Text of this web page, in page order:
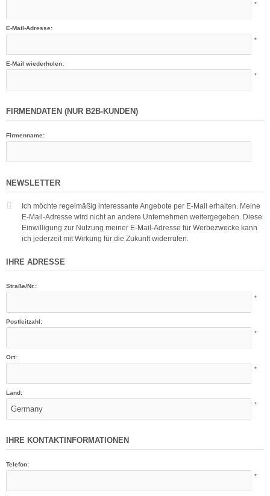
*
E-Mail-Adresse:
*
E-Mail wiederholen:
*
FIRMENDATEN (NUR B2B-KUNDEN)
Firmenname:
NEWSLETTER
Ich möchte regelmäßig interessante Angebote per E-Mail erhalten. Meine
E-Mail-Adresse wird nicht an andere Unternehmen weitergegeben. Diese
Einwilligung zur Nutzung meiner E-Mail-Adresse für Werbezwecke kann
ich jederzeit mit Wirkung für die Zukunft widerrufen.
IHRE ADRESSE
Straße/Nr.:
*
Postleitzahl:
*
Ort:
*
Land:
*
IHRE KONTAKTINFORMATIONEN
Telefon:
*